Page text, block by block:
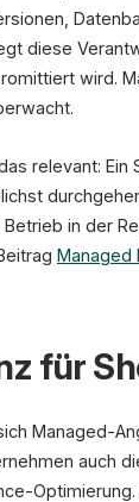
diese
wird.
relevant:
in der
Managed
für
Managed-
auch